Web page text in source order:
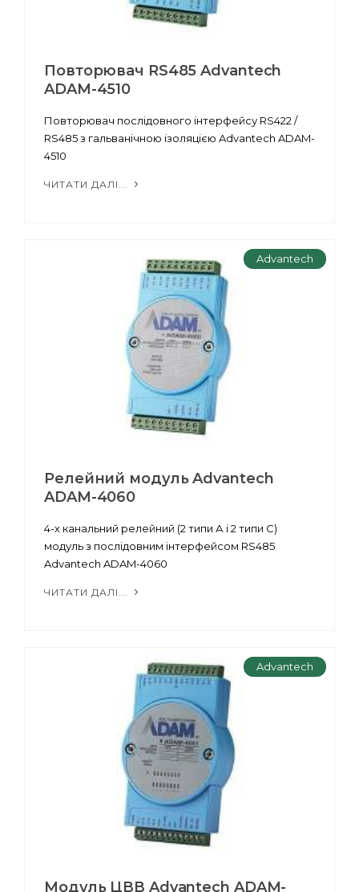
Повторювач RS485 Advantech
ADAM-4510
Повторювач послідовного інтерфейсу RS422 /
RS485 з гальванічною ізоляцією Advantech ADAM-
4510
ЧИТАТИ ДАЛІ...
Advantech
Релейний модуль Advantech
ADAM-4060
4-х канальний релейний (2 типи А і 2 типи С)
модуль з послідовним інтерфейсом RS485
Advantech ADAM-4060
ЧИТАТИ ДАЛІ...
Advantech
Модуль ЦВВ Advantech ADAM-